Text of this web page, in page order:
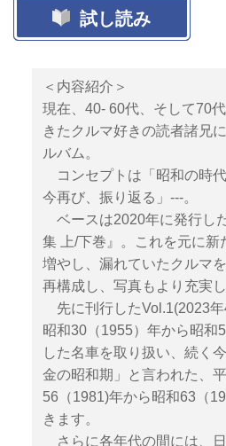
試し読み
＜内容紹介＞
現在、40- 60代、そして70
きたクルマ好きの読者諸兄
ルバム。
コンセプトは「昭和の時
今再び、振り返る」---。
ベースは2020年に発行し
集 上/下巻』。これを元に新
増やし、漏れていたクルマ
再構成し、写真もより充実
先に刊行したVol.1(2023年
昭和30（1955）年から昭和
した名車を取り扱い、続く
金の昭和期」と言われた、
56（1981)年から昭和63（
きます。
さらに各年代の間には、